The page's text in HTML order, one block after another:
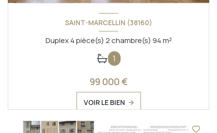
SAINT-MARCELLIN (38160)
Duplex 4 pièce(s) 2 chambre(s) 94 m²
1
99 000 €
VOIR LE BIEN